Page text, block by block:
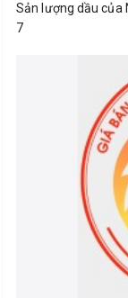
Sản lượng dầu
7